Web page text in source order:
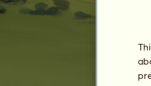
Pferde
Regel
Letzte